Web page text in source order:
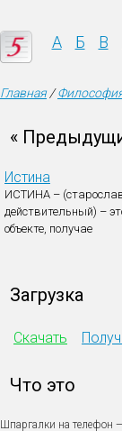
А Б В
Главная/
«
Истина
ИСТИНА –
действительный) –
объекте, получае
Загрузка
Скачать
Что это
Шпаргалки на телефон